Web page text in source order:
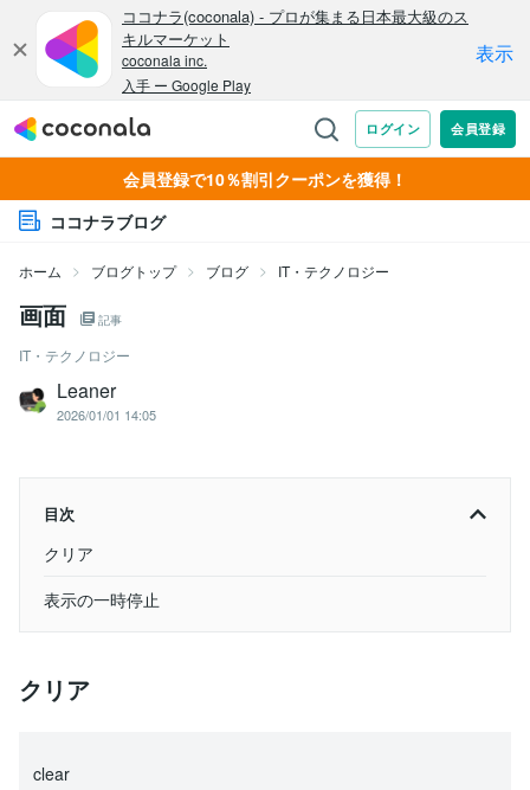
会員登録で10％割引クーポンを獲得！
ココナラブログ
ホーム ブログトップ ブログ IT・テクノロジー
画面 記事
IT・テクノロジー
Leaner
2026/01/01 14:05
目次
クリア
表示の一時停止
クリア
clear